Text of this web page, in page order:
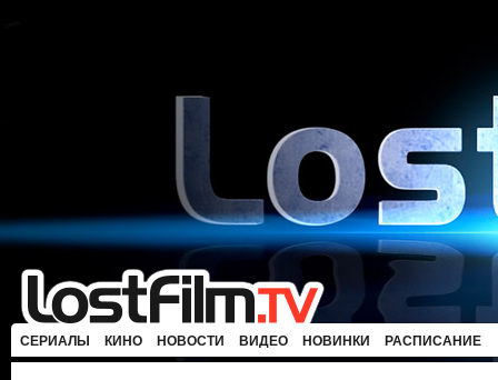
СЕРИАЛЫ КИНО НОВОСТИ ВИДЕО НОВИНКИ РАСПИСАНИЕ